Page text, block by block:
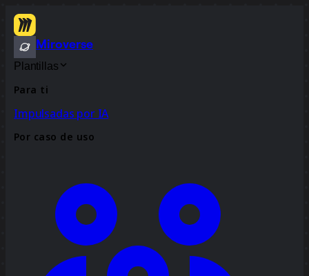
Miroverse
Plantillas
Para ti
Impulsadas por IA
Por caso de uso